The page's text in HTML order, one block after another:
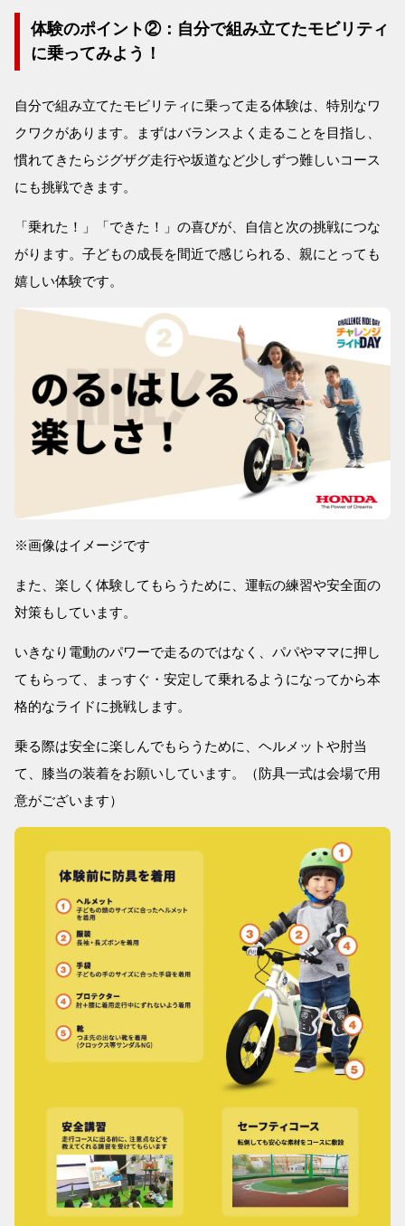
体験のポイント②：自分で組み立てたモビリティ
に乗ってみよう！
自分で組み立てたモビリティに乗って走る体験は、特別なワ
クワクがあります。まずはバランスよく走ることを目指し、
慣れてきたらジグザグ走行や坂道など少しずつ難しいコース
にも挑戦できます。
「乗れた！」「できた！」の喜びが、自信と次の挑戦につな
がります。子どもの成長を間近で感じられる、親にとっても
嬉しい体験です。
※画像はイメージです
また、楽しく体験してもらうために、運転の練習や安全面の
対策もしています。
いきなり電動のパワーで走るのではなく、パパやママに押し
てもらって、まっすぐ・安定して乗れるようになってから本
格的なライドに挑戦します。
乗る際は安全に楽しんでもらうために、ヘルメットや肘当
て、膝当の装着をお願いしています。（防具一式は会場で用
意がございます）